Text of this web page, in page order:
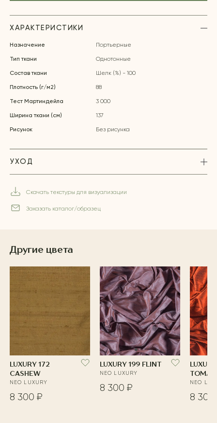
ХАРАКТЕРИСТИКИ
Назначение Портьерные
Тип ткани Однотонные
Состав ткани Шелк (%) - 100
Плотность (г/м2) 88
Тест Мартиндейла 3 000
Ширина ткани (см) 137
Рисунок Без рисунка
УХОД
Скачать текстуры для визуализации
Заказать каталог/образец
Другие цвета
LUXURY 172
CASHEW
NEO LUXURY
8 300 ₽
LUXURY 199 FLINT
NEO LUXURY
8 300 ₽
NEO
8 300